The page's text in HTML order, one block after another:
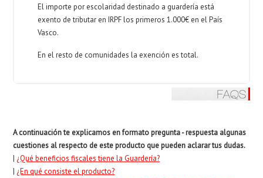
El importe por escolaridad destinado a guardería está
exento de tributar en IRPF los primeros 1.000€ en el País
Vasco.
En el resto de comunidades la exención es total.
A continuación te explicamos en formato pregunta - respuesta algunas
cuestiones al respecto de este producto que pueden aclarar tus dudas.
| ¿Qué beneficios fiscales tiene la Guardería?
| ¿En qué consiste el producto?